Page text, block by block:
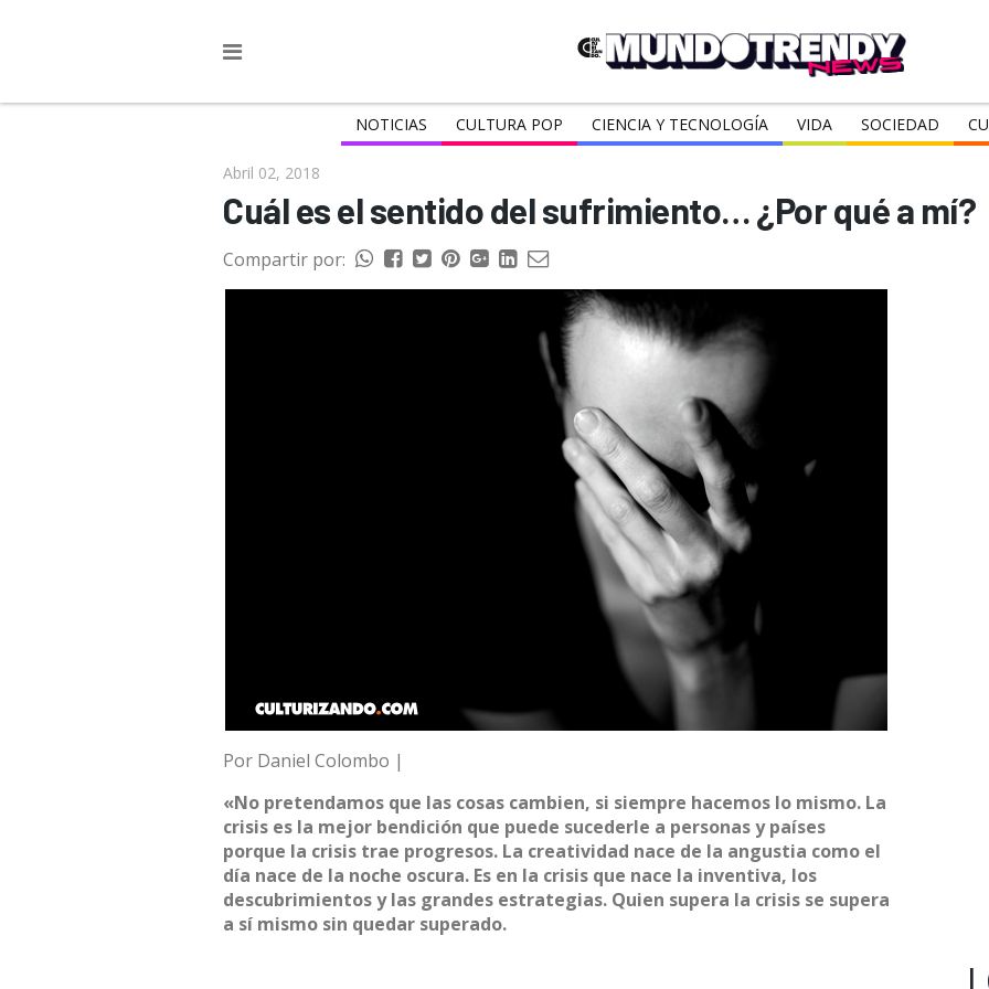
NOTICIAS CULTURA POP CIENCIA Y TECNOLOGÍA VIDA SOCIEDAD
Abril 02, 2018
Cuál es el sentido del sufrimiento… ¿Por qué a mí?
Compartir por:
Por Daniel Colombo |
«No pretendamos que las cosas cambien, si siempre hacemos lo mismo. La
crisis es la mejor bendición que puede sucederle a personas y países
porque la crisis trae progresos. La creatividad nace de la angustia como el
día nace de la noche oscura. Es en la crisis que nace la inventiva, los
descubrimientos y las grandes estrategias. Quien supera la crisis se supera
a sí mismo sin quedar superado.